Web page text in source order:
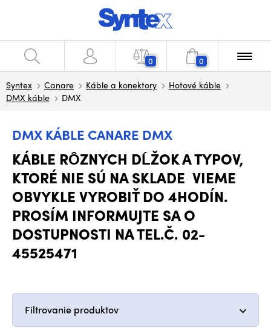
0 0
Syntex Canare Káble a konektory
Hotové káble
DMX káble
DMX
DMX KÁBLE CANARE DMX
KÁBLE RÔZNYCH DĹŽOK A TYPOV,
KTORÉ NIE SÚ NA SKLADE VIEME
OBVYKLE VYROBIŤ DO 4HODÍN.
PROSÍM INFORMUJTE SA O
DOSTUPNOSTI NA TEL.Č. 02-
45525471
Filtrovanie produktov